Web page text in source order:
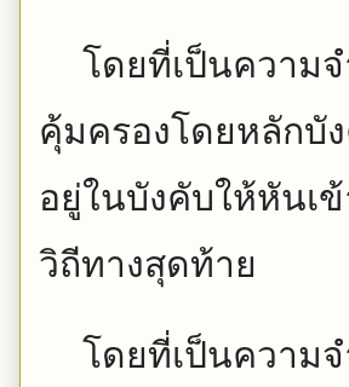
โดยที่เป็นความ
คุ้มครองโดยหลัก
อยู่ในบังคับให้หันเ
วิถีทางสุดท้าย
โดยที่เป็นความ